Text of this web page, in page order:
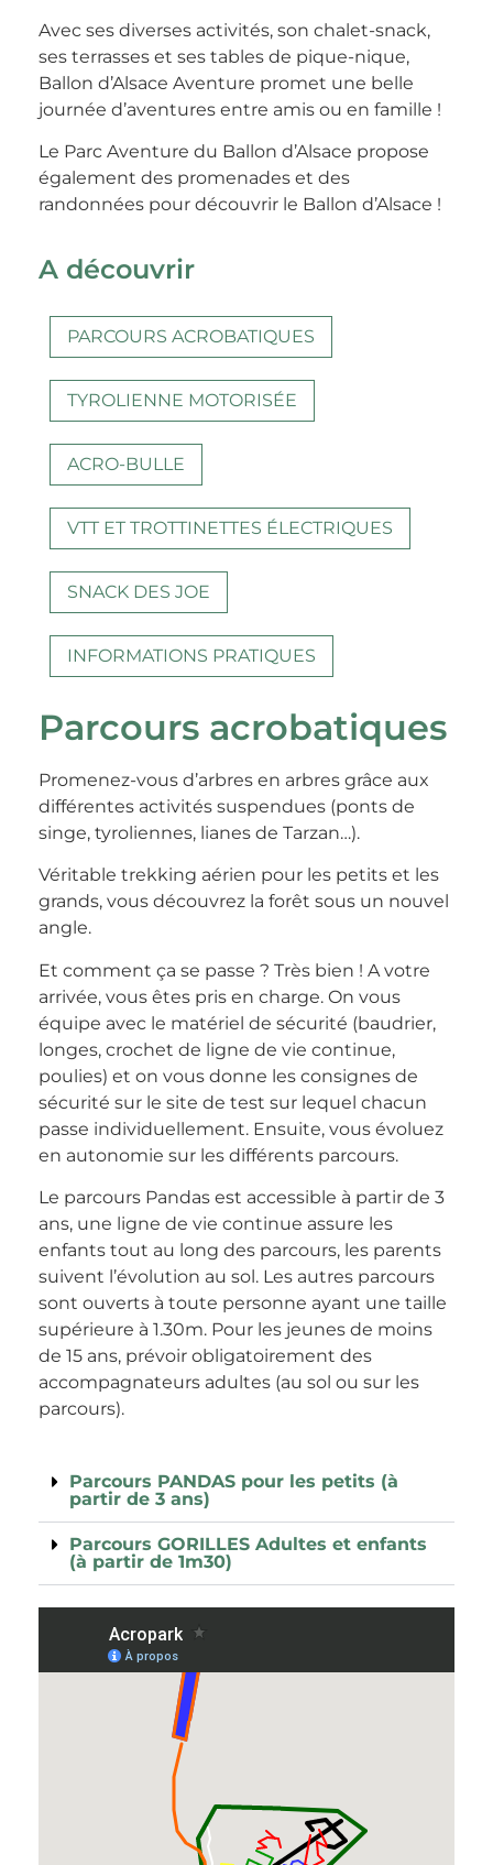
Avec ses diverses activités, son chalet-snack,
ses terrasses et ses tables de pique-nique,
Ballon d’Alsace Aventure promet une belle
journée d’aventures entre amis ou en famille !
Le Parc Aventure du Ballon d’Alsace propose
également des promenades et des
randonnées pour découvrir le Ballon d’Alsace !
A découvrir
PARCOURS ACROBATIQUES​
TYROLIENNE MOTORISÉE​
ACRO-BULLE​
VTT ET TROTTINETTES ÉLECTRIQUES
SNACK DES JOE
INFORMATIONS PRATIQUES
Parcours acrobatiques
Promenez-vous d’arbres en arbres grâce aux
différentes activités suspendues (ponts de
singe, tyroliennes, lianes de Tarzan…).
Véritable trekking aérien pour les petits et les
grands, vous découvrez la forêt sous un nouvel
angle.
Et comment ça se passe ? Très bien ! A votre
arrivée, vous êtes pris en charge. On vous
équipe avec le matériel de sécurité (baudrier,
longes, crochet de ligne de vie continue,
poulies) et on vous donne les consignes de
sécurité sur le site de test sur lequel chacun
passe individuellement. Ensuite, vous évoluez
en autonomie sur les différents parcours.
Le parcours Pandas est accessible à partir de 3
ans, une ligne de vie continue assure les
enfants tout au long des parcours, les parents
suivent l’évolution au sol. Les autres parcours
sont ouverts à toute personne ayant une taille
supérieure à 1.30m. Pour les jeunes de moins
de 15 ans, prévoir obligatoirement des
accompagnateurs adultes (au sol ou sur les
parcours).
Parcours PANDAS pour les petits (à
partir de 3 ans)
Parcours GORILLES Adultes et enfants
(à partir de 1m30)